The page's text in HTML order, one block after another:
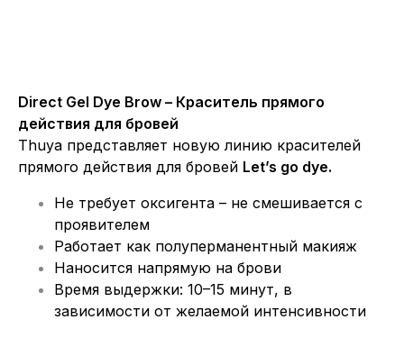
Direct Gel Dye Brow – Краситель прямого
действия для бровей
Thuya представляет новую линию красителей
прямого действия для бровей Let’s go dye.
Не требует оксигента – не смешивается с
проявителем
Работает как полуперманентный макияж
Наносится напрямую на брови
Время выдержки: 10–15 минут, в
зависимости от желаемой интенсивности